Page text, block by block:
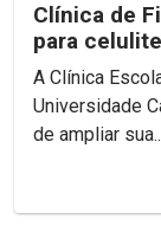
Clínica de
para
e...
A Clínica
Universidade
de ampliar